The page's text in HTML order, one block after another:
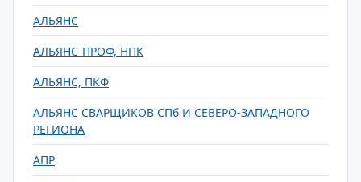
АЛЬЯНС
АЛЬЯНС-ПРОФ, НПК
АЛЬЯНС, ПКФ
АЛЬЯНС СВАРЩИКОВ СПб И СЕВЕРО-ЗАПАДНОГО
РЕГИОНА
АПР